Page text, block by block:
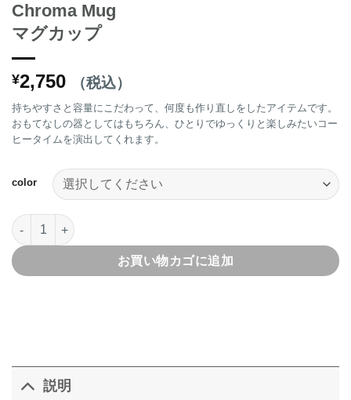
Chroma Mug
マグカップ
¥2,750 （税込）
持ちやすさと容量にこだわって、何度も作り直しをしたアイテムです。
おもてなしの器としてはもちろん、ひとりでゆっくりと楽しみたいコー
ヒータイムを演出してくれます。
color
Chroma Mugマグカップ個
お買い物カゴに追加
説明